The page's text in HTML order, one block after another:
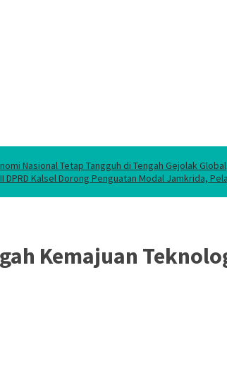
Nasional Tetap Tangguh di Tengah Gejolak Global
DPRD Kalsel Dorong Penguatan Modal Jamkrida,
Kemajuan